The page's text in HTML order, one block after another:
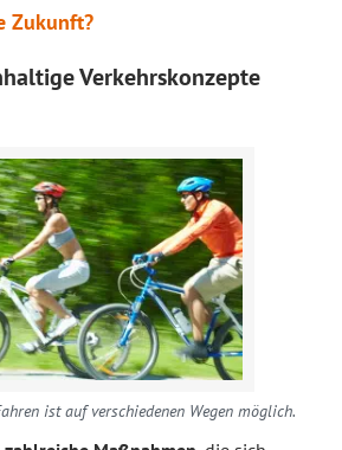
Zukunft?
Verkehrskonzepte
ist auf verschiedenen Wegen möglich.